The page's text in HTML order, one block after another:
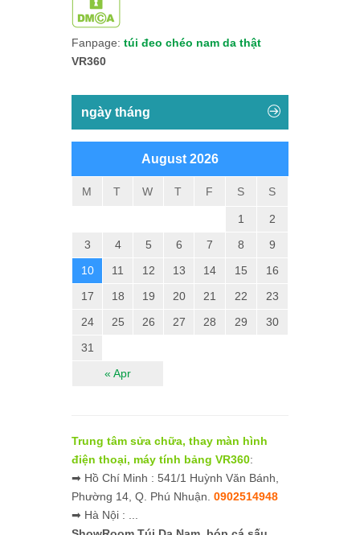
Fanpage: túi đeo chéo nam da thật
VR360
ngày tháng
August 2026
M T W T F S S
« Apr
1
2
3
4 5 6 7 8
9
10
11 12 13 14 15
16
17
18 19 20 21 22
23
24
25 26 27 28 29
30
31
Trung tâm sửa chữa, thay màn hình
điện thoại, máy tính bảng VR360:
➡ Hồ Chí Minh : 541/1 Huỳnh Văn Bánh,
Phường 14, Q. Phú Nhuận. 0902514948
➡ Hà Nội : ...